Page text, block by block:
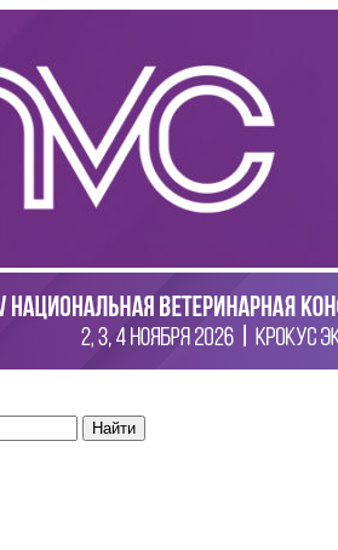
Найти